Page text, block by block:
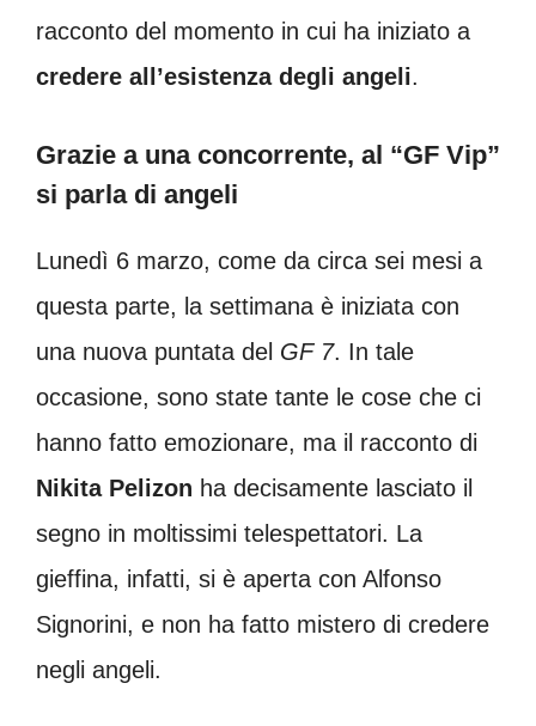
racconto del momento in cui ha iniziato a
credere all’esistenza degli angeli.
Grazie a una concorrente, al “GF Vip”
si parla di angeli
Lunedì 6 marzo, come da circa sei mesi a
questa parte, la settimana è iniziata con
una nuova puntata del GF 7. In tale
occasione, sono state tante le cose che ci
hanno fatto emozionare, ma il racconto di
Nikita Pelizon ha decisamente lasciato il
segno in moltissimi telespettatori. La
gieffina, infatti, si è aperta con Alfonso
Signorini, e non ha fatto mistero di credere
negli angeli.